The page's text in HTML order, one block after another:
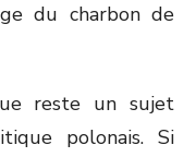
du charbon de
reste un sujet
polonais. Si